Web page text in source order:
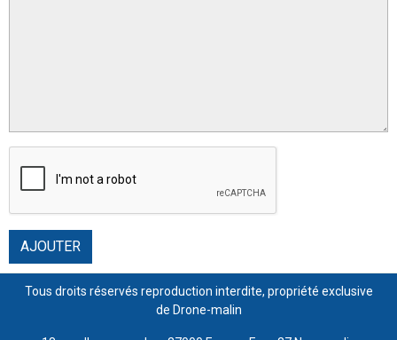
AJOUTER
Tous droits réservés reproduction interdite, propriété exclusive
de Drone-malin